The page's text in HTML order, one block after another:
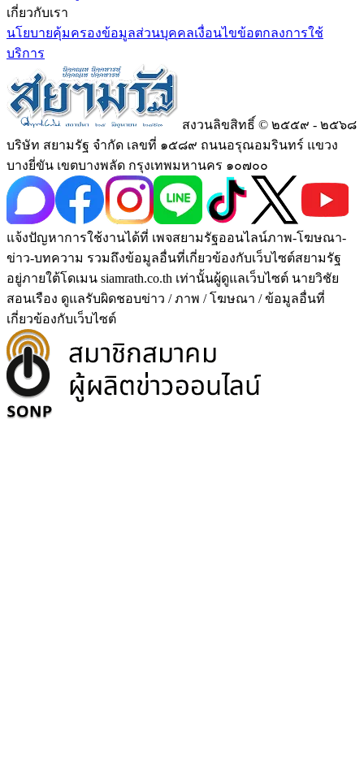
เกี่ยวกับเรา
นโยบายคุ้มครองข้อมูลส่วนบุคคลเงื่อนไขข้อตกลงการใช้
บริการ
สงวนลิขสิทธิ์ © ๒๕๕๙ - ๒๕๖๘
บริษัท สยามรัฐ จำกัด เลขที่ ๑๕๘๙ ถนนอรุณอมรินทร์ แขวง
บางยี่ขัน เขตบางพลัด กรุงเทพมหานคร ๑๐๗๐๐
แจ้งปัญหาการใช้งานได้ที่ เพจสยามรัฐออนไลน์ภาพ-โฆษณา-
ข่าว-บทความ รวมถึงข้อมูลอื่นที่เกี่ยวข้องกับเว็บไซต์สยามรัฐ
อยู่ภายใต้โดเมน siamrath.co.th เท่านั้นผู้ดูแลเว็บไซต์ นายวิชัย
สอนเรือง ดูแลรับผิดชอบข่าว / ภาพ / โฆษณา / ข้อมูลอื่นที่
เกี่ยวข้องกับเว็บไซต์